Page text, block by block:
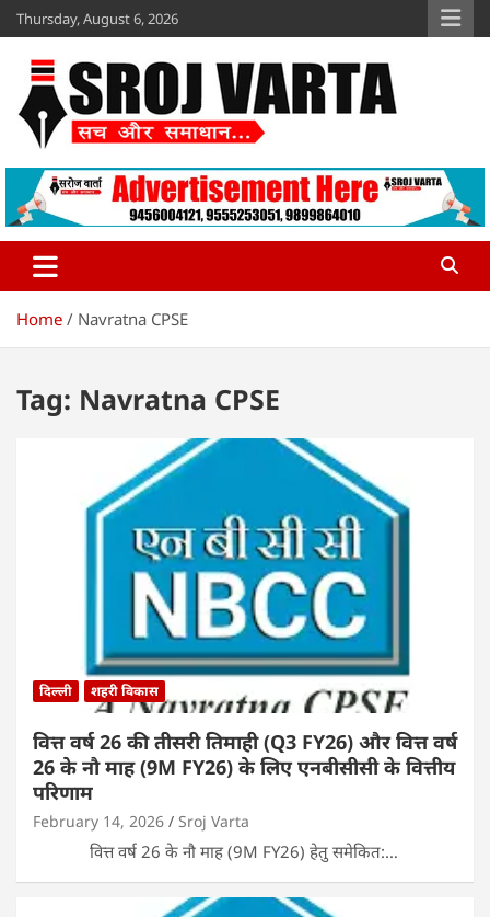
Skip
to
content
Thursday, August 6, 2026
Sroj Varta
www.srojvarta.in
Home Navratna CPSE
Tag: Navratna CPSE
दिल्ली शहरी विकास
वित्त वर्ष 26 की तीसरी तिमाही (Q3 FY26) और वित्त वर्ष
26 के नौ माह (9M FY26) के लिए एनबीसीसी के वित्तीय
परिणाम
February 14, 2026 Sroj Varta
वित्त वर्ष 26 के नौ माह (9M FY26) हेतु समेकित:…